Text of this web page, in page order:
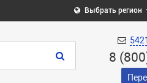
Выбрать регион
8